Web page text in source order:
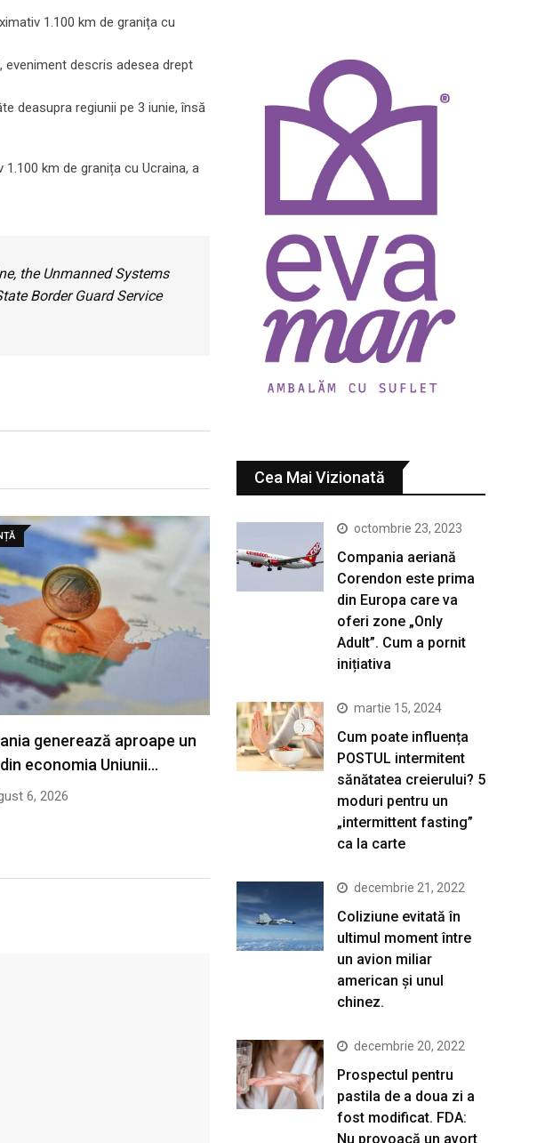
1.100 km de granița cu
eveniment descris adesea drept
deasupra regiunii pe 3 iunie, însă
km de granița cu Ucraina, a
the Unmanned Systems
Border Guard Service
generează aproape un
economia Uniunii…
6, 2026
Cea Mai Vizionată
octombrie 23, 2023
Compania aeriană
Corendon este prima
din Europa care va
oferi zone „Only
Adult”. Cum a pornit
inițiativa
martie 15, 2024
Cum poate influența
POSTUL intermitent
sănătatea creierului? 5
moduri pentru un
„intermittent fasting”
ca la carte
decembrie 21, 2022
Coliziune evitată în
ultimul moment între
un avion miliar
american şi unul
chinez.
decembrie 20, 2022
Prospectul pentru
pastila de a doua zi a
fost modificat. FDA:
Nu provoacă un avort